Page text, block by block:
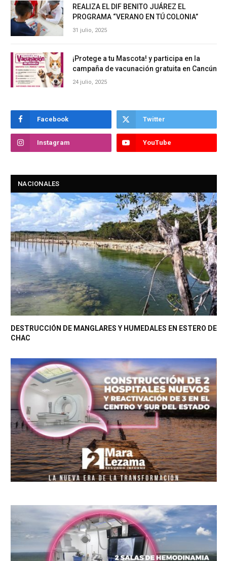
REALIZA EL DIF BENITO JUÁREZ EL
PROGRAMA “VERANO EN TÚ COLONIA”
31 julio, 2025
¡Protege a tu Mascota! y participa en la
campaña de vacunación gratuita en Cancún
24 julio, 2025
Facebook Twitter
Instagram YouTube
NACIONALES
DESTRUCCIÓN DE MANGLARES Y HUMEDALES EN ESTERO DE
CHAC